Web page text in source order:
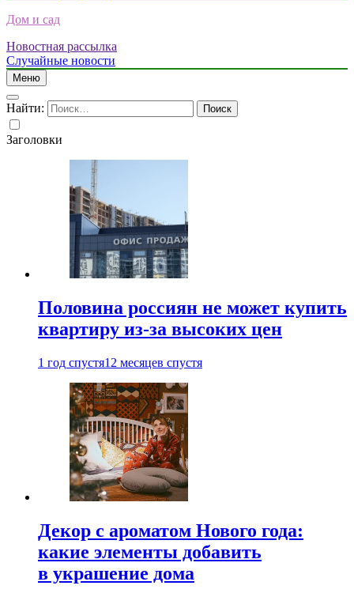
Дом и сад
Новостная рассылка
Случайные новости
Меню
Найти:
Заголовки
Половина россиян не может купить
квартиру из-за высоких цен
1 год спустя12 месяцев спустя
Декор с ароматом Нового года:
какие элементы добавить
в украшение дома